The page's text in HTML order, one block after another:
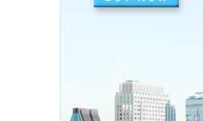
TP3S untuk